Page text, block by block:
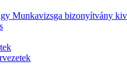
Munkavizsga bizonyítvány